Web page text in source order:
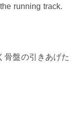
骨盤の引きあげた